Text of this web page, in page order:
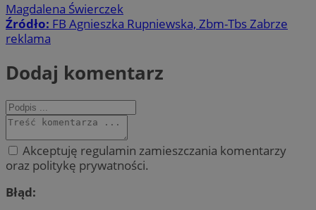
Magdalena Świerczek
Źródło: FB Agnieszka Rupniewska, Zbm-Tbs Zabrze
reklama
Dodaj komentarz
Akceptuję regulamin zamieszczania komentarzy
oraz politykę prywatności.
Błąd: